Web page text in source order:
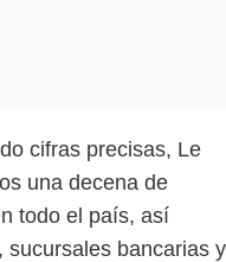
cifras precisas, Le
una decena de
todo el país, así
sucursales bancarias y